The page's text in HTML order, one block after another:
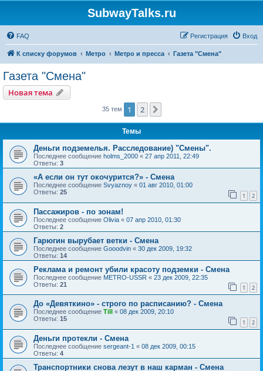
SubwayTalks.ru
FAQ Вход
Регистрация
К списку форумов Метро Метро и пресса Газета "Смена"
Газета "Смена"
Новая тема
35 тем 1 2
Темы
Деньги подземелья. Расследование) "Смены".
Последнее сообщение holms_2000 « 27 апр 2011, 22:49
Ответы: 3
«А если он тут окочурится?» - Смена
Последнее сообщение Svyaznoy « 01 авг 2010, 01:00
Ответы: 25 1 2
Пассажиров - по зонам!
Последнее сообщение Olivia « 07 апр 2010, 01:30
Ответы: 2
Гарюгин вырубает ветки - Смена
Последнее сообщение Gooodvin « 30 дек 2009, 19:32
Ответы: 14
Реклама и ремонт убили красоту подземки - Смена
Последнее сообщение METRO-USSR « 23 дек 2009, 22:35
Ответы: 21 1 2
До «Девяткино» - строго по расписанию? - Смена
Последнее сообщение Till « 08 дек 2009, 20:10
Ответы: 15 1 2
Деньги протекли - Смена
Последнее сообщение sergeant-1 « 08 дек 2009, 00:15
Ответы: 4
Транспортники снова лезут в наш карман - Смена